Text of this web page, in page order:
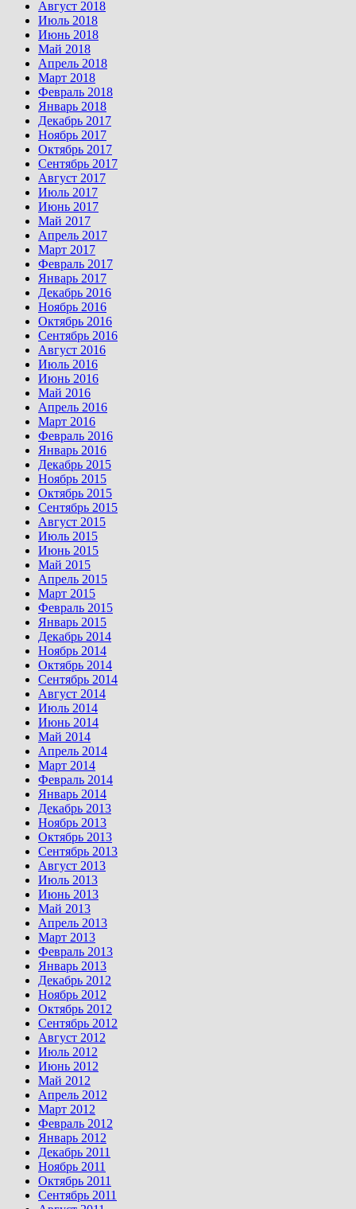
Август 2018
Июль 2018
Июнь 2018
Май 2018
Апрель 2018
Март 2018
Февраль 2018
Январь 2018
Декабрь 2017
Ноябрь 2017
Октябрь 2017
Сентябрь 2017
Август 2017
Июль 2017
Июнь 2017
Май 2017
Апрель 2017
Март 2017
Февраль 2017
Январь 2017
Декабрь 2016
Ноябрь 2016
Октябрь 2016
Сентябрь 2016
Август 2016
Июль 2016
Июнь 2016
Май 2016
Апрель 2016
Март 2016
Февраль 2016
Январь 2016
Декабрь 2015
Ноябрь 2015
Октябрь 2015
Сентябрь 2015
Август 2015
Июль 2015
Июнь 2015
Май 2015
Апрель 2015
Март 2015
Февраль 2015
Январь 2015
Декабрь 2014
Ноябрь 2014
Октябрь 2014
Сентябрь 2014
Август 2014
Июль 2014
Июнь 2014
Май 2014
Апрель 2014
Март 2014
Февраль 2014
Январь 2014
Декабрь 2013
Ноябрь 2013
Октябрь 2013
Сентябрь 2013
Август 2013
Июль 2013
Июнь 2013
Май 2013
Апрель 2013
Март 2013
Февраль 2013
Январь 2013
Декабрь 2012
Ноябрь 2012
Октябрь 2012
Сентябрь 2012
Август 2012
Июль 2012
Июнь 2012
Май 2012
Апрель 2012
Март 2012
Февраль 2012
Январь 2012
Декабрь 2011
Ноябрь 2011
Октябрь 2011
Сентябрь 2011